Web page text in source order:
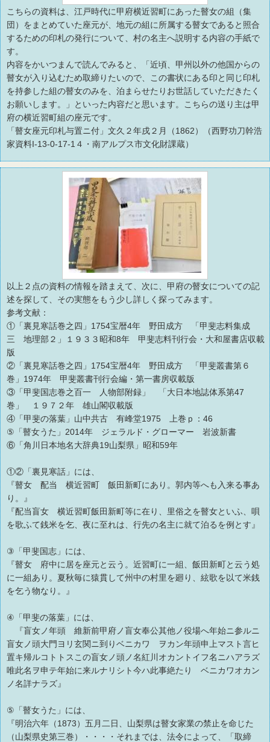
こちらの資料は、江戸時代に甲府横近習町にあった瞽女の組（集
団）をまとめていた座元が、地元の組に所属する瞽女であると照合
するための印札の発行について、村の名主へ説明する内容の手紙で
す。
内容をかいつまんで読んでみると、「近頃、甲州以外の他国からの
瞽女が入り込むため取締りたいので、この書状にある印と同じ印札
を持参した組の瞽女のみを、泊まらせたりお世話していただきたく
お願いします。」といった内容だと思います。こちらの送り主は甲
府の横近習町組の座元です。
「瞽女座元印札与置ニ付」文久２年戌２月（1862）（西野功刀幹浩
家資料I-13-0-17-1４・南アルプス市文化財課蔵）
以上２点の資料の情報を踏まえて、次に、甲府の瞽女についての記
述を探して、その実態をもう少し詳しく探ってみます。
参考文献：
①「裏見寒話巻之四」1754宝暦4年 野田成方 「甲斐志料集成
三 地理部２」１９３３昭和8年 甲斐志料刊行会・大和屋書店収載
版
②「裏見寒話巻之四」1754宝暦4年 野田成方 「甲斐叢書第６
巻」1974年 甲斐叢書刊行会編・第一書房収載版
③「甲斐国志巻之百一 人物部附録」 「大日本地誌体系第47
巻」 １９７２年 雄山閣収載版
④「甲斐の落葉」山中共古 有峰堂1975 上巻ｐ：46
⑤「瞽女うた」2014年 ジェラルド・グローマー 岩波新書
⑥「角川日本地名大辞典19山梨県」昭和59年
①②「裏見寒話」には、
『瞽女 配当 横近習町 飯田新町にあり。郭内等へも入来る事あ
り。』
『配当盲女 横近習町飯田新町等に在り、里俗之を瞽女といふ、唄
を歌ふて銭米を乞、夜に至れは、行先の名主に就て泊るを例とす』
③「甲斐国志」には、
『瞽女 府中に居を座元と云う。近習町に一組、飯田新町と云う処
に一組あり。夏秋毎に猿貫して州中の村里を廻り、絃歌を以て米銭
を乞う物なり。』
④「甲斐の落葉」には、
『盲女ノ年頭 維新前甲府ノ盲女奉公其他ノ役場へ年始ニ参ルニ
盲女ノ頭大門ヨリ玄関ニ到りベニカワ ヲカン年頭申上マスト言ヒ
置キ帰ルコトトスこの盲女ノ頭ノ名紅川オカントイフ名ニハアラズ
唯此名ヲ申テ年始に来ルナリシト今ハ此事絶たり ベニカワオカン
ノ名詳ナラズ』
⑤「瞽女うた」には、
『明治六年（1873）五月二日、山梨県は瞽女家業の禁止を命じた
（山梨県史第三巻）・・・・それまでは、法令によって、「取締